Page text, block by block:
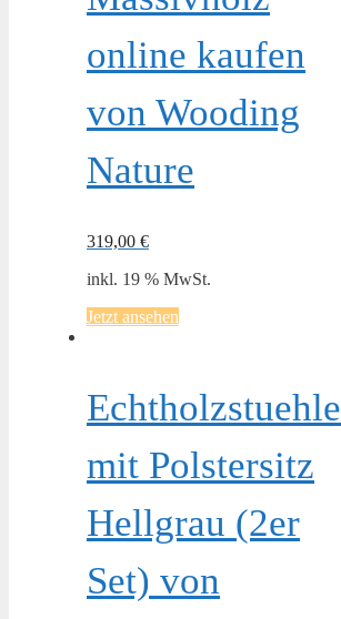
online kaufen
von Wooding
Nature
319,00 €
inkl. 19 % MwSt.
Jetzt ansehen
Echtholzstuehle
mit Polstersitz
Hellgrau (2er
Set) von